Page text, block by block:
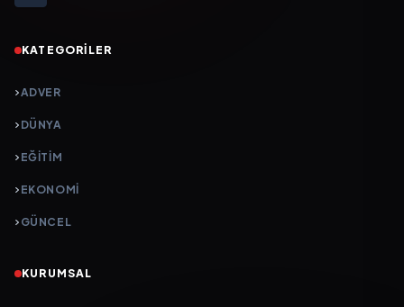
KATEGORILER
ADVER
DÜNYA
EĞİTİM
EKONOMİ
GÜNCEL
KURUMSAL